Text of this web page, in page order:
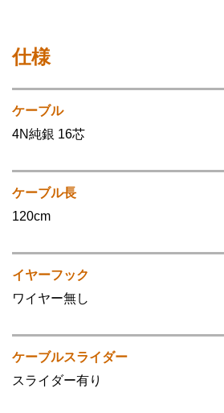
仕様
ケーブル
4N純銀 16芯
ケーブル長
120cm
イヤーフック
ワイヤー無し
ケーブルスライダー
スライダー有り